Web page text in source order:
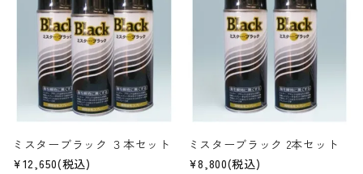
まとめ買いでおトク
ギフト
カテゴリーから探す
INFORMATIOM
ミスターブラック ３本セット
¥12,650(税込)
ミスターブラック 2本セット
¥8,800(税込)